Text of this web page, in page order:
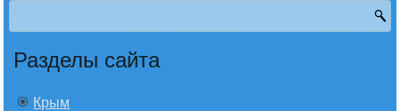
Разделы сайта
Крым